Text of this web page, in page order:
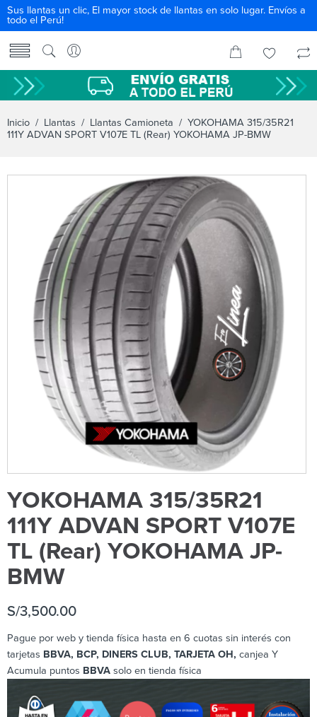
Sus llantas un clic, El mayor stock de llantas en solo lugar. Envíos a
todo el Perú!
Inicio / Llantas / Llantas Camioneta / YOKOHAMA 315/35R21
111Y ADVAN SPORT V107E TL (Rear) YOKOHAMA JP-BMW
YOKOHAMA 315/35R21
111Y ADVAN SPORT V107E
TL (Rear) YOKOHAMA JP-
BMW
S/3,500.00
Pague por web y tienda física hasta en 6 cuotas sin interés con
tarjetas BBVA, BCP, DINERS CLUB, TARJETA OH, canjea Y
Acumula puntos BBVA solo en tienda física